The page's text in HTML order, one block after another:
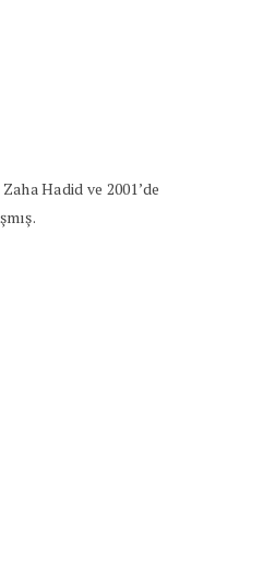
Zaha Hadid ve 2001’de